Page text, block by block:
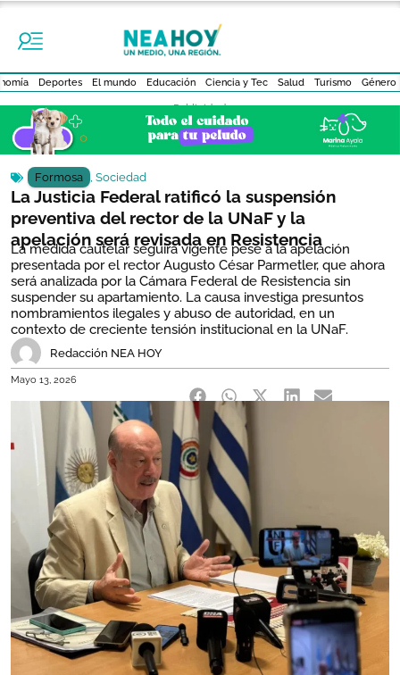
Deportes El mundo Educación Ciencia y Tec Salud Turismo Género
- Publicidad -
Formosa , Sociedad
La Justicia Federal ratificó la suspensión
preventiva del rector de la UNaF y la
apelación será revisada en Resistencia
La medida cautelar seguirá vigente pese a la apelación
presentada por el rector Augusto César Parmetler, que ahora
será analizada por la Cámara Federal de Resistencia sin
suspender su apartamiento. La causa investiga presuntos
nombramientos ilegales y abuso de autoridad, en un
contexto de creciente tensión institucional en la UNaF.
Redacción NEA HOY
Mayo 13, 2026